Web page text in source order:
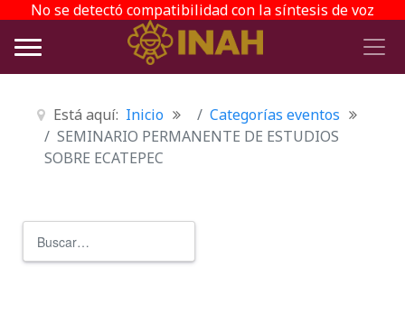
No se detectó compatibilidad con la síntesis de voz
Está aquí: Inicio
Categorías eventos
SEMINARIO PERMANENTE DE ESTUDIOS
SOBRE ECATEPEC